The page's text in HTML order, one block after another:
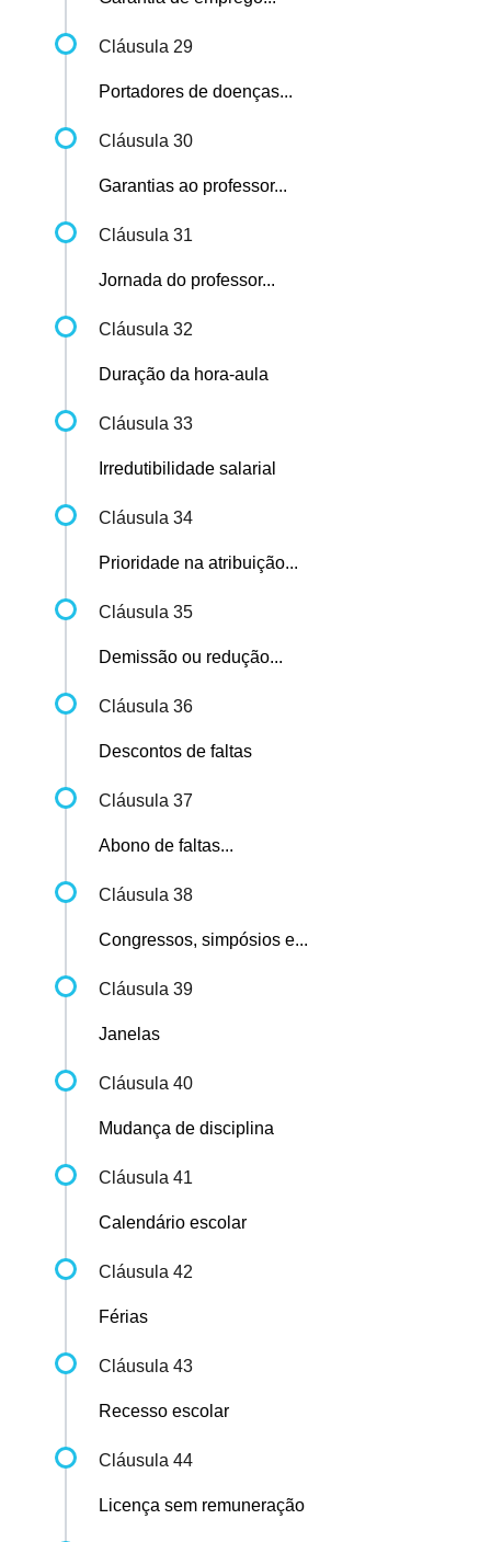
Cláusula 29
Portadores de doenças...
Cláusula 30
Garantias ao professor...
Cláusula 31
Jornada do professor...
Cláusula 32
Duração da hora-aula
Cláusula 33
Irredutibilidade salarial
Cláusula 34
Prioridade na atribuição...
Cláusula 35
Demissão ou redução...
Cláusula 36
Descontos de faltas
Cláusula 37
Abono de faltas...
Cláusula 38
Congressos, simpósios e...
Cláusula 39
Janelas
Cláusula 40
Mudança de disciplina
Cláusula 41
Calendário escolar
Cláusula 42
Férias
Cláusula 43
Recesso escolar
Cláusula 44
Licença sem remuneração